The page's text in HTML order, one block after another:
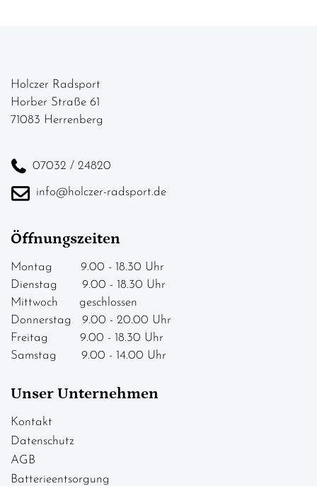
Holczer Radsport
Horber Straße 61
71083 Herrenberg
07032 / 24820
info@holczer-radsport.de
Öffnungszeiten
Montag 9.00 - 18.30 Uhr
Dienstag 9.00 - 18.30 Uhr
Mittwoch geschlossen
Donnerstag 9.00 - 20.00 Uhr
Freitag 9.00 - 18.30 Uhr
Samstag 9.00 - 14.00 Uhr
Unser Unternehmen
Kontakt
Datenschutz
AGB
Batterieentsorgung